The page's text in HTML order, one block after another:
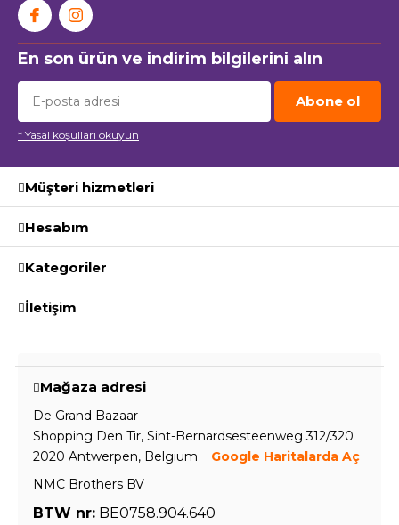
En son ürün ve indirim bilgilerini alın
Abone ol
* Yasal koşulları okuyun
Müşteri hizmetleri
Hesabım
Kategoriler
İletişim
Mağaza adresi
De Grand Bazaar
Shopping Den Tir, Sint-Bernardsesteenweg 312/320
2020 Antwerpen, Belgium
Google Haritalarda Aç
NMC Brothers BV
BTW nr: BE0758.904.640